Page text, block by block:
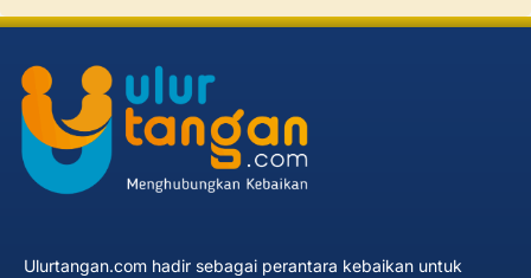
Ulurtangan.com hadir sebagai perantara kebaikan untuk